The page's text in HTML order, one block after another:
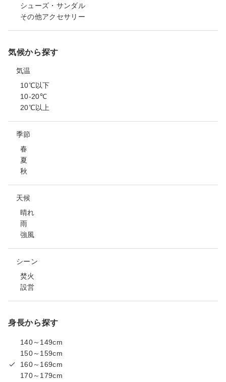
シューズ・サンダル
その他アクセサリー
気候から探す
気温
10℃以下
10-20℃
20℃以上
季節
春
夏
秋
天候
晴れ
雨
強風
シーン
焚火
設営
身長から探す
140～149cm
150～159cm
160～169cm
170～179cm